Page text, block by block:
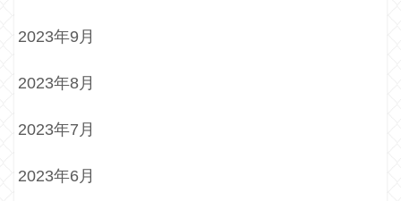
2023年9月
2023年8月
2023年7月
2023年6月